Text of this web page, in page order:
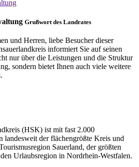
Grußwort des Landrates
und Herren, liebe Besucher dieser
informiert Sie auf seinen
nur über die Leistungen und die Struktur
sondern bietet Ihnen auch viele weitere
(HSK) ist mit fast 2.000
landesweit der flächengrößte Kreis und
Sauerland, der größten
Urlaubsregion in Nordrhein-Westfalen.